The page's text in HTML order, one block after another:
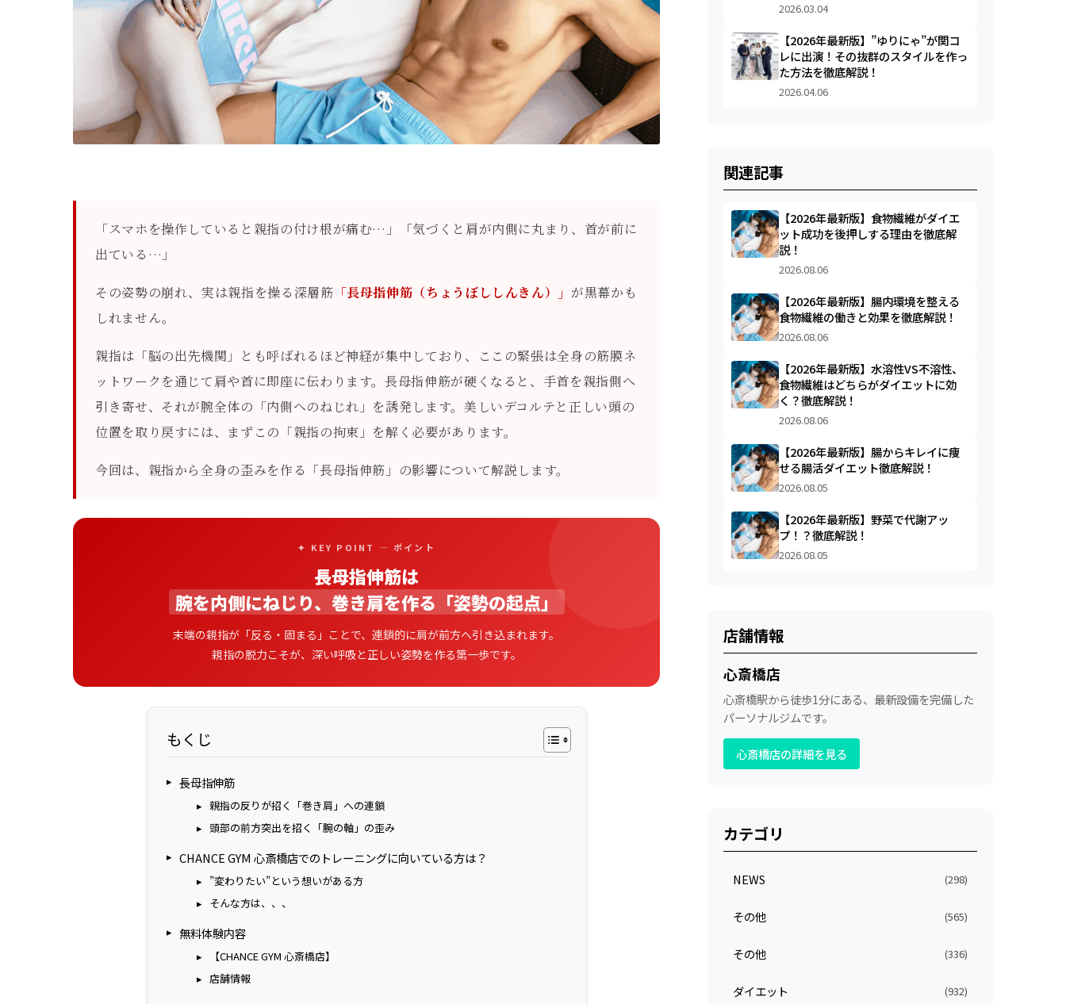
「スマホを操作していると親指の付け根が痛む…」「気づくと肩が内側に丸まり、首が前に
出ている…」
その姿勢の崩れ、実は親指を操る深層筋 「長母指伸筋（ちょうぼししんきん）」 が黒幕かも
しれません。
親指は「脳の出先機関」とも呼ばれるほど神経が集中しており、ここの緊張は全身の筋膜ネ
ットワークを通じて肩や首に即座に伝わります。長母指伸筋が硬くなると、手首を親指側へ
引き寄せ、それが腕全体の「内側へのねじれ」を誘発します。美しいデコルテと正しい頭の
位置を取り戻すには、まずこの「親指の拘束」を解く必要があります。
今回は、親指から全身の歪みを作る「長母指伸筋」の影響について解説します。
✦ KEY POINT — ポイント
長母指伸筋は
腕を内側にねじり、巻き肩を作る「姿勢の起点」
末端の親指が「反る・固まる」ことで、連鎖的に肩が前方へ引き込まれます。
親指の脱力こそが、深い呼吸と正しい姿勢を作る第一歩です。
もくじ
長母指伸筋
親指の反りが招く「巻き肩」への連鎖
頭部の前方突出を招く「腕の軸」の歪み
CHANCE GYM 心斎橋店でのトレーニングに向いている方は？
”変わりたい”という想いがある方
そんな方は、、、
無料体験内容
【CHANCE GYM 心斎橋店】
店舗情報
2026.03.04
【2026年最新版】”ゆりにゃ”が関コ
レに出演！その抜群のスタイルを作っ
た方法を徹底解説！
2026.04.06
関連記事
【2026年最新版】食物繊維がダイエ
ット成功を後押しする理由を徹底解
説！
2026.08.06
【2026年最新版】腸内環境を整える
食物繊維の働きと効果を徹底解説！
2026.08.06
【2026年最新版】水溶性VS不溶性、
食物繊維はどちらがダイエットに効
く？徹底解説！
2026.08.06
【2026年最新版】腸からキレイに痩
せる腸活ダイエット徹底解説！
2026.08.05
【2026年最新版】野菜で代謝アッ
プ！？徹底解説！
2026.08.05
店舗情報
心斎橋店
心斎橋駅から徒歩1分にある、最新設備を完備した
パーソナルジムです。
心斎橋店の詳細を見る
カテゴリ
NEWS (298)
その他 (565)
その他 (336)
ダイエット (932)